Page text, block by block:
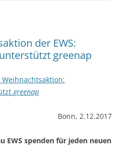
der EWS:
greenap
Weihnachtsaktion:
greenap
Bonn, 2.12.2017
EWS spenden für jeden neuen